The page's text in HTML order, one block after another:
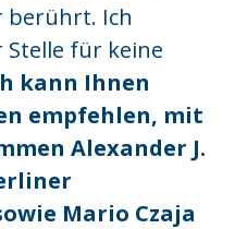
berührt. Ich
Stelle für keine
kann Ihnen
empfehlen, mit
Alexander J.
Mario Czaja